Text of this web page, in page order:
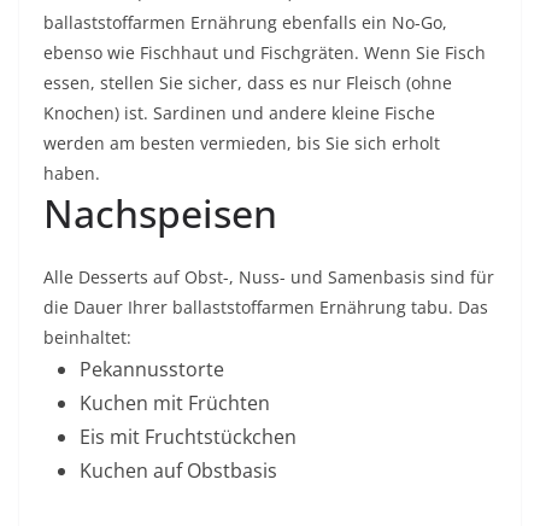
ballaststoffarmen Ernährung ebenfalls ein No-Go,
ebenso wie Fischhaut und Fischgräten. Wenn Sie Fisch
essen, stellen Sie sicher, dass es nur Fleisch (ohne
Knochen) ist. Sardinen und andere kleine Fische
werden am besten vermieden, bis Sie sich erholt
haben.
Nachspeisen
Alle Desserts auf Obst-, Nuss- und Samenbasis sind für
die Dauer Ihrer ballaststoffarmen Ernährung tabu. Das
beinhaltet:
Pekannusstorte
Kuchen mit Früchten
Eis mit Fruchtstückchen
Kuchen auf Obstbasis